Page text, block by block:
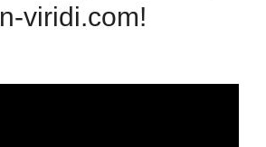
viridi.com!